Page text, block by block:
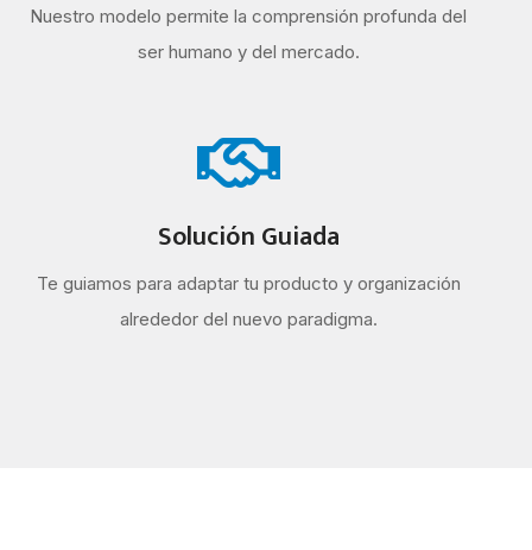
Nuestro modelo permite la comprensión profunda del
ser humano y del mercado.
Solución Guiada
Te guiamos para adaptar tu producto y organización
alrededor del nuevo paradigma.